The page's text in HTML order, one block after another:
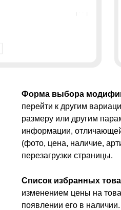
Форма выбора
перейти к другим
размеру или другим
информации,
(фото, цена, наличие,
перезагрузки страницы.
Список избранных
изменением цены на
появлении его в наличии.